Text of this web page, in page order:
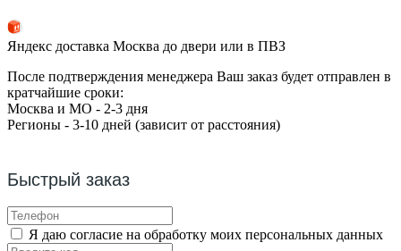
Яндекс доставка Москва до двери или в ПВЗ
После подтверждения менеджера Ваш заказ будет отправлен в
кратчайшие сроки:
Москва и МО - 2-3 дня
Регионы - 3-10 дней (зависит от расстояния)
Быстрый заказ
Я даю согласие на обработку моих персональных данных